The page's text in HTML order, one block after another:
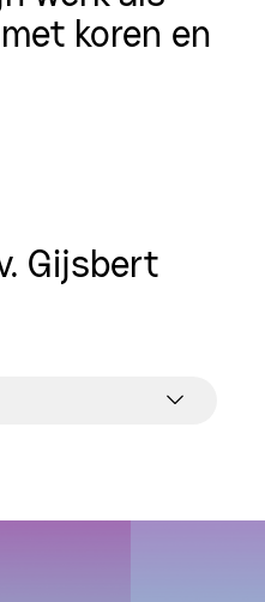
koren en
Gijsbert